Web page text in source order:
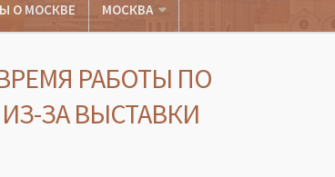
О МОСКВЕ МОСКВА
РАБОТЫ ПО
ЗА ВЫСТАВКИ